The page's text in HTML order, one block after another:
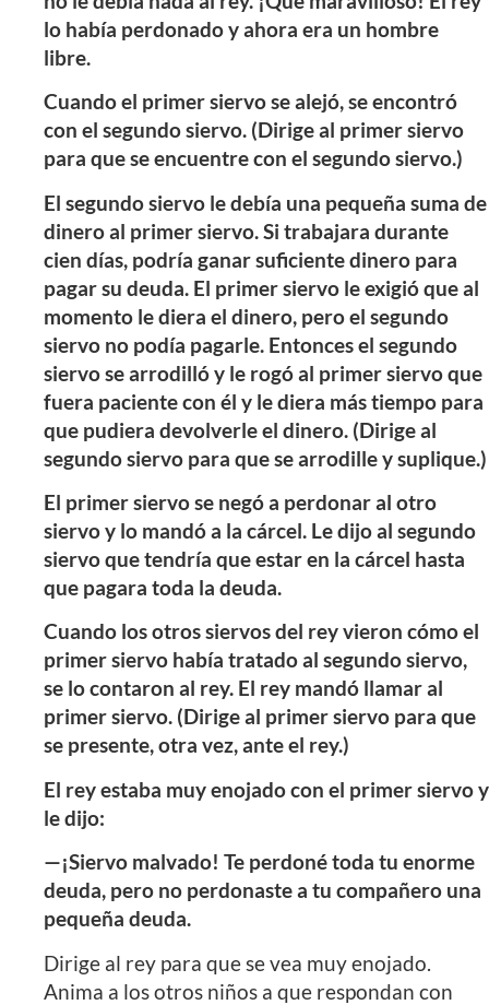
lo había perdonado y ahora era un hombre
libre.
Cuando el primer siervo se alejó, se encontró
con el segundo siervo. (Dirige al primer siervo
para que se encuentre con el segundo siervo.)
El segundo siervo le debía una pequeña suma de
dinero al primer siervo. Si trabajara durante
cien días, podría ganar suficiente dinero para
pagar su deuda. El primer siervo le exigió que al
momento le diera el dinero, pero el segundo
siervo no podía pagarle. Entonces el segundo
siervo se arrodilló y le rogó al primer siervo que
fuera paciente con él y le diera más tiempo para
que pudiera devolverle el dinero. (Dirige al
segundo siervo para que se arrodille y suplique.)
El primer siervo se negó a perdonar al otro
siervo y lo mandó a la cárcel. Le dijo al segundo
siervo que tendría que estar en la cárcel hasta
que pagara toda la deuda.
Cuando los otros siervos del rey vieron cómo el
primer siervo había tratado al segundo siervo,
se lo contaron al rey. El rey mandó llamar al
primer siervo. (Dirige al primer siervo para que
se presente, otra vez, ante el rey.)
El rey estaba muy enojado con el primer siervo y
le dijo:
—¡Siervo malvado! Te perdoné toda tu enorme
deuda, pero no perdonaste a tu compañero una
pequeña deuda.
Dirige al rey para que se vea muy enojado.
Anima a los otros niños a que respondan con